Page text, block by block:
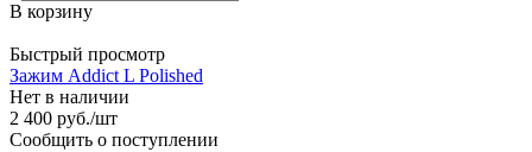
В корзину
Быстрый просмотр
Зажим Addict L Polished
Нет в наличии
2 400 руб./шт
Сообщить о поступлении